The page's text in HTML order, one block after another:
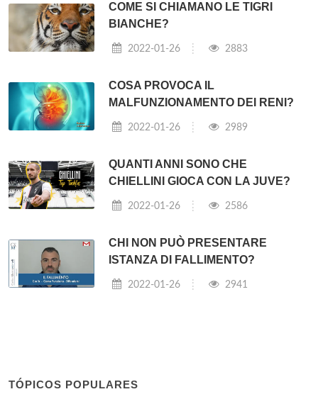
COME SI CHIAMANO LE TIGRI
BIANCHE?
2022-01-26 2883
COSA PROVOCA IL
MALFUNZIONAMENTO DEI RENI?
2022-01-26 2989
QUANTI ANNI SONO CHE
CHIELLINI GIOCA CON LA JUVE?
2022-01-26 2586
CHI NON PUÒ PRESENTARE
ISTANZA DI FALLIMENTO?
2022-01-26 2941
TÓPICOS POPULARES